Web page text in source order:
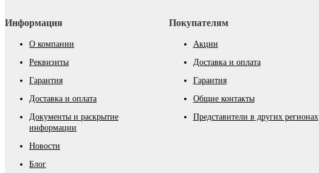
Информация
О компании
Реквизиты
Гарантия
Доставка и оплата
Документы и раскрытие
информации
Новости
Блог
Покупателям
Акции
Доставка и оплата
Гарантия
Общие контакты
Представители в других регионах